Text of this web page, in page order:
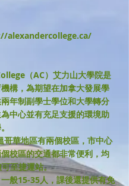
alexandercollege.ca/
（AC）艾力山大學院是
構，為期望在加拿大發展學
年制副學士學位和大學轉分
中心並有充足支援的環境助
哥華地區有兩個校區，市中心
校區的交通都非常便利，均
至捷運站。
般15-35人，課後還提供有免